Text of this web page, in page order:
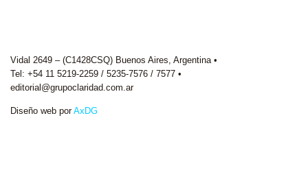
Vidal 2649 – (C1428CSQ) Buenos Aires, Argentina •
Tel: +54 11 5219-2259 / 5235-7576 / 7577 •
editorial@grupoclaridad.com.ar
Diseño web porAxDG